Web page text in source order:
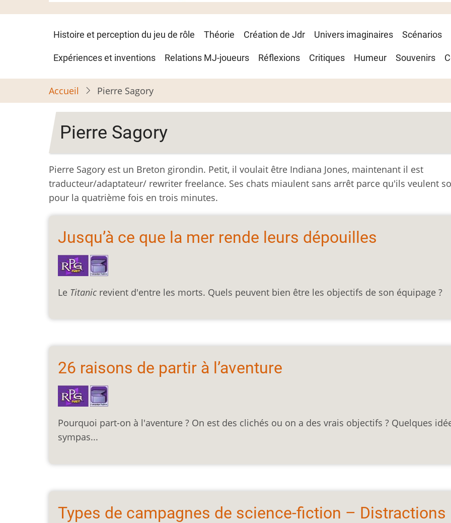
Navigation
principale
Histoire et perception du jeu de rôle Théorie Création de Jdr Univers imaginaires Scénarios
Expériences et inventions Relations MJ-joueurs Réflexions Critiques Humeur Souvenirs
Accueil Pierre Sagory
Pierre Sagory
Pierre Sagory est un Breton girondin. Petit, il voulait être Indiana Jones, maintenant il est
traducteur/adaptateur/ rewriter freelance. Ses chats miaulent sans arrêt parce qu'ils veulent
pour la quatrième fois en trois minutes.
Jusqu’à ce que la mer rende leurs dépouilles
Le Titanic revient d'entre les morts. Quels peuvent bien être les objectifs de son équipage ?
26 raisons de partir à l’aventure
Pourquoi part-on à l'aventure ? On est des clichés ou on a des vrais objectifs ? Quelques
sympas...
Types de campagnes de science-fiction – Distractions